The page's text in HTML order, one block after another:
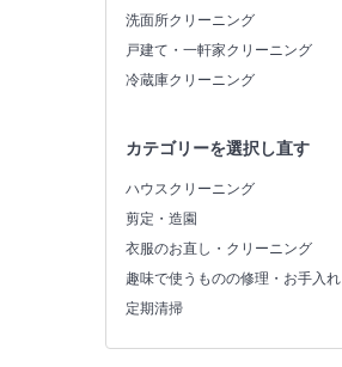
洗面所クリーニング
戸建て・一軒家クリーニング
冷蔵庫クリーニング
カテゴリーを選択し直す
ハウスクリーニング
剪定・造園
衣服のお直し・クリーニング
趣味で使うものの修理・お手入れ
定期清掃